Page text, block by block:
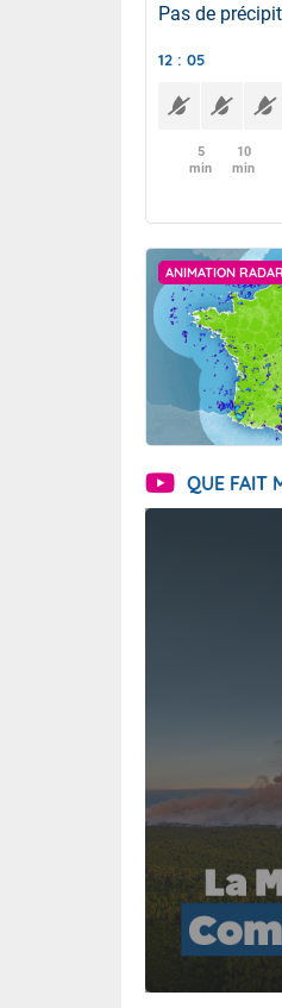
Pas de
12 : 05
5
min
10
min
ANIMATION RADAR
QUE FAIT